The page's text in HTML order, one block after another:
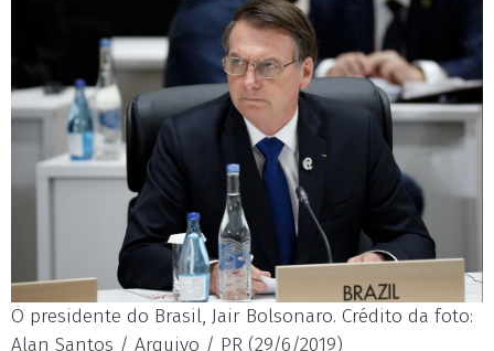
O presidente do Brasil, Jair Bolsonaro. Crédito da foto:
Alan Santos / Arquivo / PR (29/6/2019)